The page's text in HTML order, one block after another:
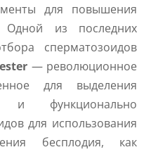
для повышения
Одной из последних
сперматозоидов
— революционное
для выделения
и функционально
для использования
бесплодия, как